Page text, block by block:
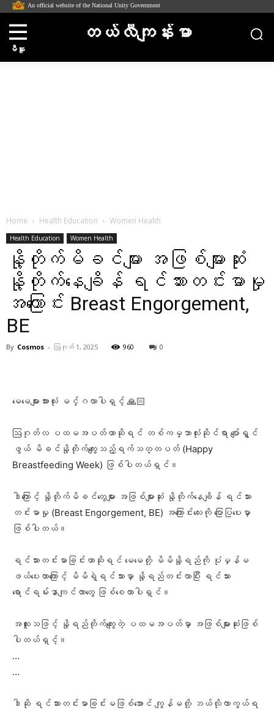
An official website of the National Unity Government
မီနူး
တယ်လီကျန်းမာ
Home Health Education Women Health
Health Education Women Health
နို့တိုက်မိခင်များ အဖြစ်များဆုံး
နို့တိုက်နေချိန် ရင်သားတင်းမာမှု
အကြောင်း Breast Engorgement,
BE
By Cosmos - ဩဂုတ် 1, 2025 960
0
မေမေများအားလုံး မင်္ဂလာပါရှင့် 🙏🏻
ဩဂုတ်လ ပထမအပတ်ဟာဆိုရင် တစ်ကမ္ဘာလုံးဆိုင်ရာ ပျော်ရွှင်
ဖွယ် မိခင်နို့တိုက်ကျွေးသည့်ရက်သတ္တပတ် (Happy
Breastfeeding Week) ဖြစ်ပါတယ်ရှင်။
ဒါကြောင့် နို့တိုက်မိခင်တွေများ အဖြစ်များဆုံး နို့တိုက်နေချိန် ရင်သား
တင်းမာမှု (Breast Engorgement, BE) အကြောင်းလေးကို ပြောပြပေးမှာ
ဖြစ်ပါတယ်။
ရင်သားတင်းမာခြင်းဟာဆိုရင် မေမေတို့ မိမိနို့ရည်ကို ပုံမှန်မ
ဖယ်ပေးတာကြောင့် မိမိရဲ့ရင်သားမှာ နို့ရည်တင်းလာပြီး ရင်သား
ရောင်ရမ်းနာကျင်တာတွေ ဖြစ်စေတာပါရှင်။
အထူးသဖြင့် နို့ရည်တိုက်ကျွေးတဲ့ ပထမအပတ်မှာ အဖြစ်များဆုံးဖြစ်
ပါတယ်ရှင့်။
…
…
ဒါဆို ရင်သားတင်းမာခြင်းမဖြစ်အောင် ကျွန်မတို့ ဘယ်လိုကာကွယ်ရ